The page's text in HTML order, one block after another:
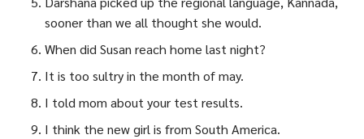
sooner than we all thought she would.
When did Susan reach home last night?
It is too sultry in the month of may.
I told mom about your test results.
I think the new girl is from South America.